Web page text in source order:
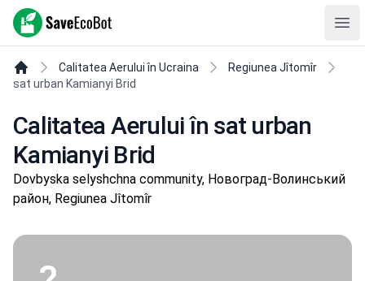
SaveEcoBot
Calitatea Aerului în Ucraina
Regiunea Jîtomîr
sat urban Kamianyi Brid
Calitatea Aerului în sat urban
Kamianyi Brid
Dovbyska selyshchna community, Новоград-Волинський
район, Regiunea Jîtomîr